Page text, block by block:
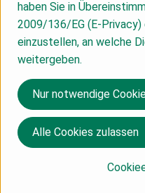
Naturkosthandel
Produkte gibt es in 43
31 europäischen und 12
Ländern und in 15 Sprachen.
Ausgangspunkt
SONETT gehört zu den
ökologischer Wasch-und
haben Sie in
2009/136/EG (E-
einzustellen, an welche
weitergeben.
Nur notwendige
Alle Cookies zulassen